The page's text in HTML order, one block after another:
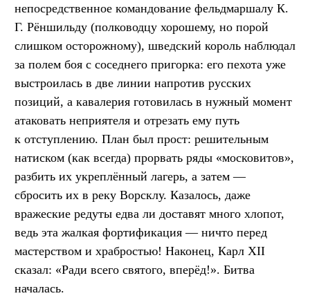
непосредственное командование фельдмаршалу К.
Г. Рёншильду (полководцу хорошему, но порой
слишком осторожному), шведский король наблюдал
за полем боя с соседнего пригорка: его пехота уже
выстроилась в две линии напротив русских
позиций, а кавалерия готовилась в нужный момент
атаковать неприятеля и отрезать ему путь
к отступлению. План был прост: решительным
натиском (как всегда) прорвать ряды «московитов»,
разбить их укреплённый лагерь, а затем —
сбросить их в реку Ворсклу. Казалось, даже
вражеские редуты едва ли доставят много хлопот,
ведь эта жалкая фортификация — ничто перед
мастерством и храбростью! Наконец, Карл XII
сказал: «Ради всего святого, вперёд!». Битва
началась.